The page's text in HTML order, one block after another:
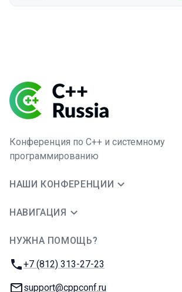
Конференция по C++ и системному
программированию
НАШИ КОНФЕРЕНЦИИ
НАВИГАЦИЯ
НУЖНА ПОМОЩЬ?
Телефон:
+7 (812) 313-27-23
E-mail:
support@cppconf.ru